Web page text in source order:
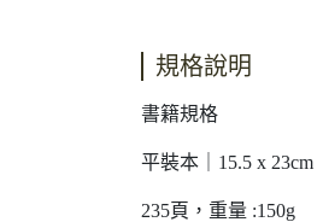
規格說明
書籍規格
平裝本｜15.5 x 23cm
235頁，重量 :150g